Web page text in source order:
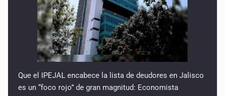
Que el IPEJAL encabece la lista de deudores en Jalisco
es un “foco rojo” de gran magnitud: Economista